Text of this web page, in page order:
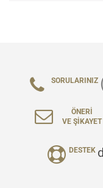
SORULARINIZ
ÖNERI
VE ŞIKAYET
DESTEK